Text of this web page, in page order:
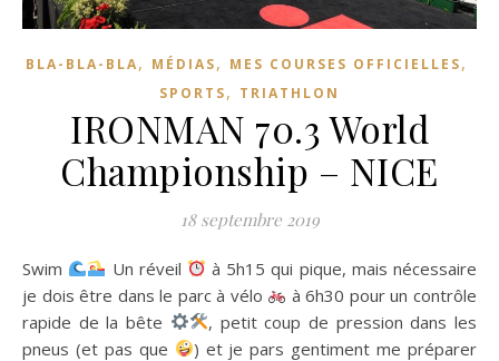
BLA-BLA-BLA, MÉDIAS, MES COURSES OFFICIELLES,
SPORTS, TRIATHLON
IRONMAN 70.3 World
Championship – NICE
18 septembre 2019
Swim Un réveil
à 5h15 qui pique, mais nécessaire
je dois être dans le parc à vélo
à 6h30 pour un contrôle
rapide de la bête
, petit coup de pression dans les
pneus (et pas que
) et je pars gentiment me préparer